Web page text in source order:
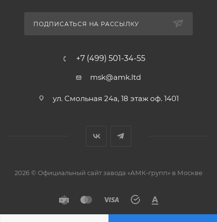
ПОДПИСАТЬСЯ НА РАССЫЛКУ
+7 (499) 501-34-55
msk@amk.ltd
ул. Смольная 24а, 18 этаж оф. 1401
2026 © Официальный сайт завода «АМК-групп» в Москве